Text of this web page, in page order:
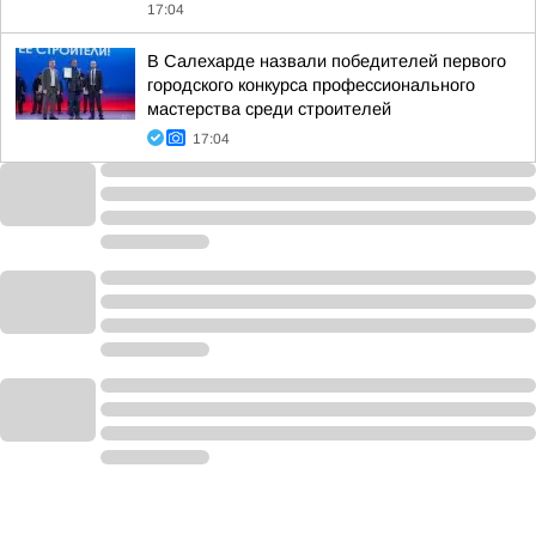
17:04
В Салехарде назвали победителей первого
городского конкурса профессионального
мастерства среди строителей
17:04